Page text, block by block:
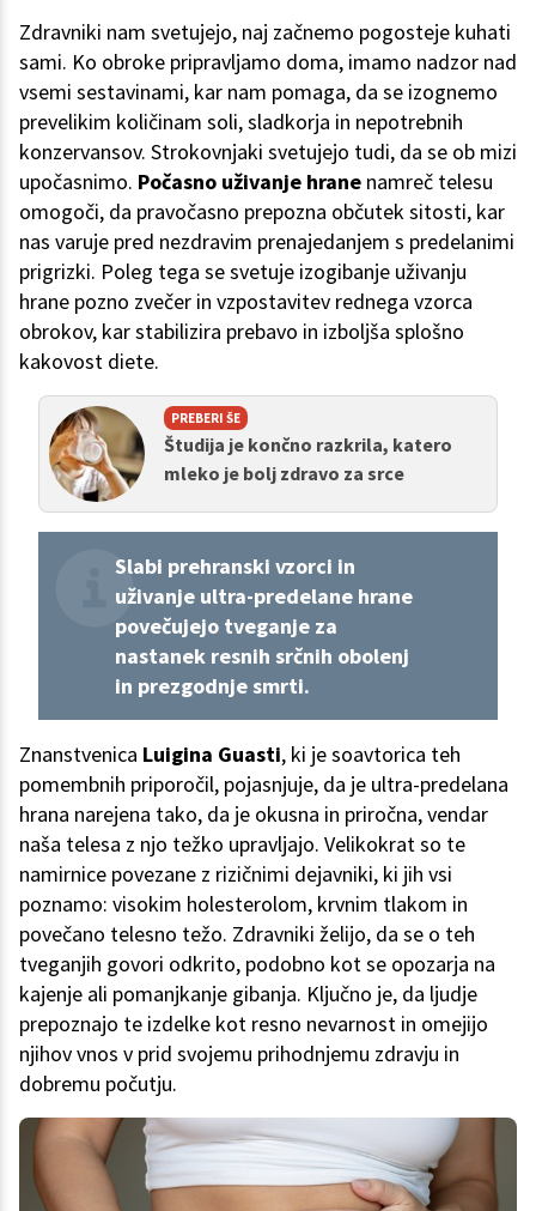
Zdravniki nam svetujejo, naj začnemo pogosteje kuhati
sami. Ko obroke pripravljamo doma, imamo nadzor nad
vsemi sestavinami, kar nam pomaga, da se izognemo
prevelikim količinam soli, sladkorja in nepotrebnih
konzervansov. Strokovnjaki svetujejo tudi, da se ob mizi
upočasnimo. Počasno uživanje hrane namreč telesu
omogoči, da pravočasno prepozna občutek sitosti, kar
nas varuje pred nezdravim prenajedanjem s predelanimi
prigrizki. Poleg tega se svetuje izogibanje uživanju
hrane pozno zvečer in vzpostavitev rednega vzorca
obrokov, kar stabilizira prebavo in izboljša splošno
kakovost diete.
PREBERI ŠE
Študija je končno razkrila, katero
mleko je bolj zdravo za srce
Slabi prehranski vzorci in
uživanje ultra-predelane hrane
povečujejo tveganje za
nastanek resnih srčnih obolenj
in prezgodnje smrti.
Znanstvenica Luigina Guasti, ki je soavtorica teh
pomembnih priporočil, pojasnjuje, da je ultra-predelana
hrana narejena tako, da je okusna in priročna, vendar
naša telesa z njo težko upravljajo. Velikokrat so te
namirnice povezane z rizičnimi dejavniki, ki jih vsi
poznamo: visokim holesterolom, krvnim tlakom in
povečano telesno težo. Zdravniki želijo, da se o teh
tveganjih govori odkrito, podobno kot se opozarja na
kajenje ali pomanjkanje gibanja. Ključno je, da ljudje
prepoznajo te izdelke kot resno nevarnost in omejijo
njihov vnos v prid svojemu prihodnjemu zdravju in
dobremu počutju.